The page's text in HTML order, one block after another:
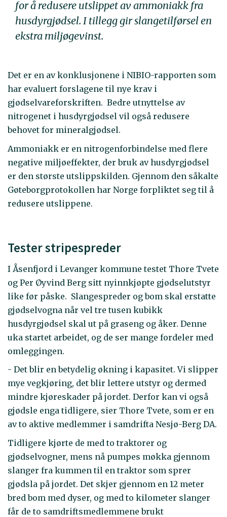
for å redusere utslippet av ammoniakk fra
husdyrgjødsel. I tillegg gir slangetilførsel en
ekstra miljøgevinst.
Det er en av konklusjonene i NIBIO-rapporten som
har evaluert forslagene til nye krav i
gjødselvareforskriften. Bedre utnyttelse av
nitrogenet i husdyrgjødsel vil også redusere
behovet for mineralgjødsel.
Ammoniakk er en nitrogenforbindelse med flere
negative miljøeffekter, der bruk av husdyrgjødsel
er den største utslippskilden. Gjennom den såkalte
Gøteborgprotokollen har Norge forpliktet seg til å
redusere utslippene.
Tester stripespreder
I Åsenfjord i Levanger kommune testet Thore Tvete
og Per Øyvind Berg sitt nyinnkjøpte gjødselutstyr
like før påske. Slangespreder og bom skal erstatte
gjødselvogna når vel tre tusen kubikk
husdyrgjødsel skal ut på graseng og åker. Denne
uka startet arbeidet, og de ser mange fordeler med
omleggingen.
- Det blir en betydelig økning i kapasitet. Vi slipper
mye vegkjøring, det blir lettere utstyr og dermed
mindre kjøreskader på jordet. Derfor kan vi også
gjødsle enga tidligere, sier Thore Tvete, som er en
av to aktive medlemmer i samdrifta Nesjø-Berg DA.
Tidligere kjørte de med to traktorer og
gjødselvogner, mens nå pumpes møkka gjennom
slanger fra kummen til en traktor som sprer
gjødsla på jordet. Det skjer gjennom en 12 meter
bred bom med dyser, og med to kilometer slanger
får de to samdriftsmedlemmene brukt